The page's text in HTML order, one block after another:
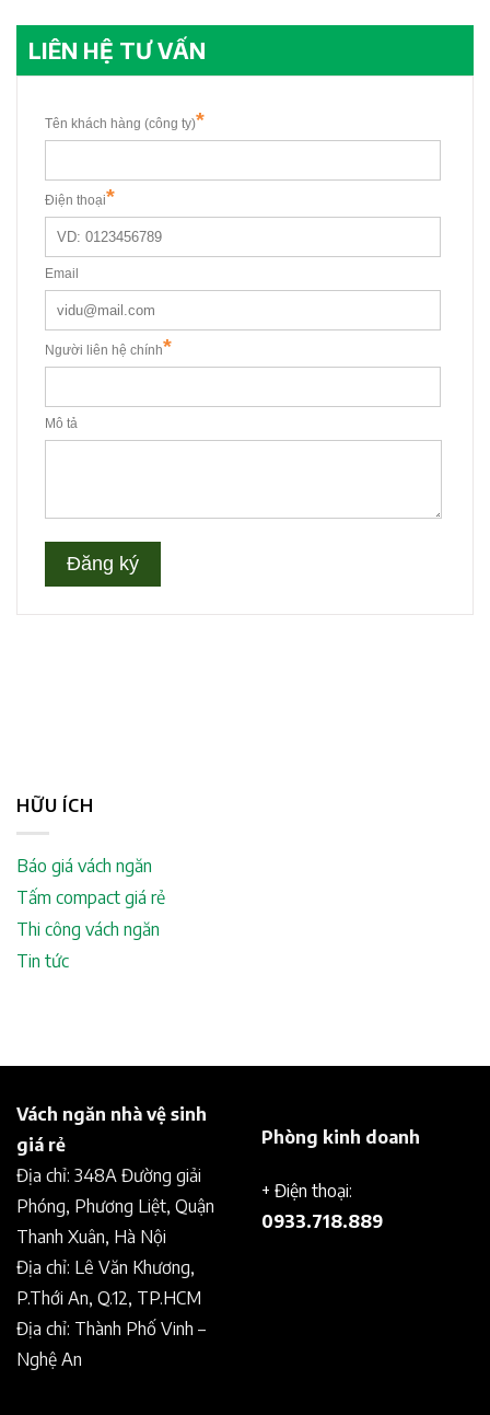
LIÊN HỆ TƯ VẤN
HỮU ÍCH
Báo giá vách ngăn
Tấm compact giá rẻ
Thi công vách ngăn
Tin tức
Vách ngăn nhà vệ sinh
giá rẻ
Địa chỉ: 348A Đường giải
Phóng, Phương Liệt, Quận
Thanh Xuân, Hà Nội
Địa chỉ: Lê Văn Khương,
P.Thới An, Q.12, TP.HCM
Địa chỉ: Thành Phố Vinh –
Nghệ An
Phòng kinh doanh
+ Điện thoại:
0933.718.889